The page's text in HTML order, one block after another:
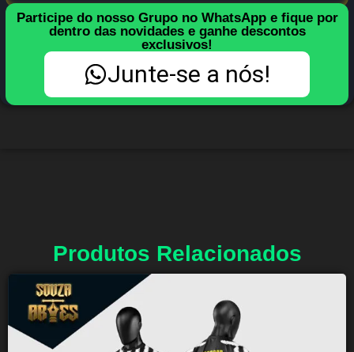
Participe do nosso Grupo no WhatsApp e fique por
dentro das novidades e ganhe descontos
exclusivos!
Junte-se a nós!
Produtos Relacionados